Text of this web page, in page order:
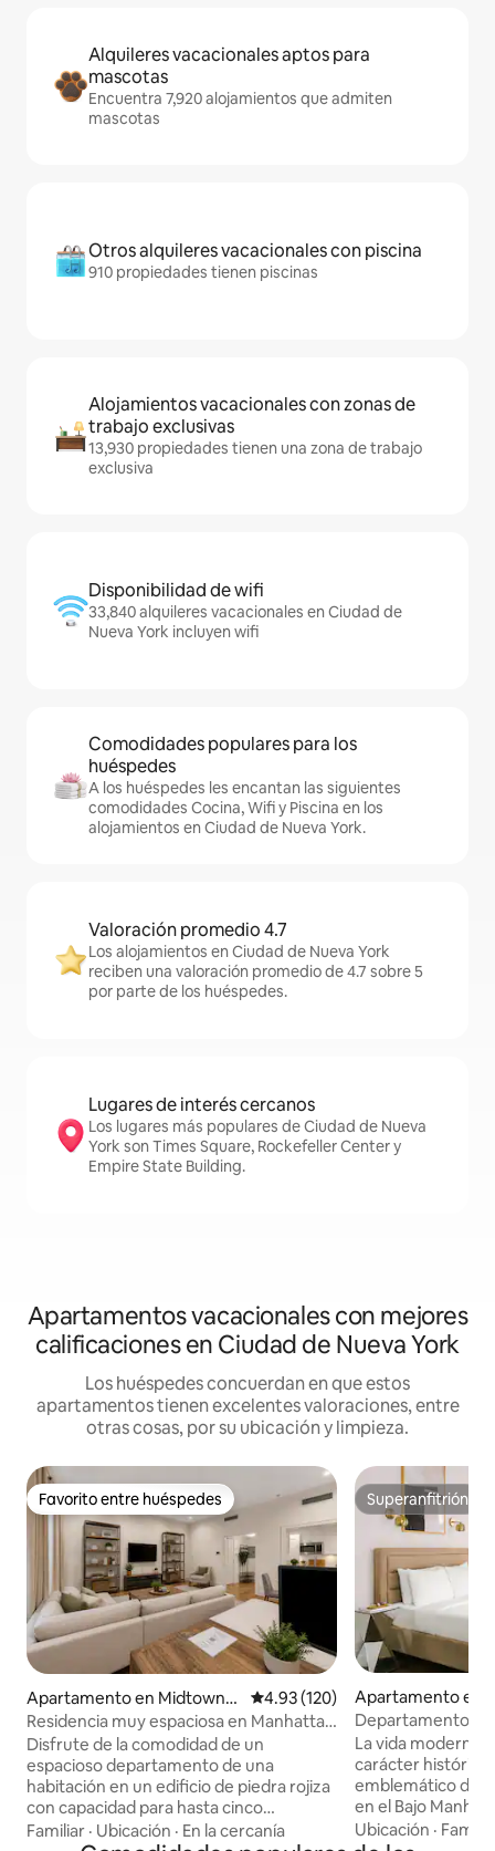
Alquileres vacacionales aptos para
mascotas
Encuentra 7,920 alojamientos que admiten
mascotas
Otros alquileres vacacionales con piscina
910 propiedades tienen piscinas
Alojamientos vacacionales con zonas de
trabajo exclusivas
13,930 propiedades tienen una zona de trabajo
exclusiva
Disponibilidad de wifi
33,840 alquileres vacacionales en Ciudad de
Nueva York incluyen wifi
Comodidades populares para los
huéspedes
A los huéspedes les encantan las siguientes
comodidades Cocina, Wifi y Piscina en los
alojamientos en Ciudad de Nueva York.
Valoración promedio 4.7
Los alojamientos en Ciudad de Nueva York
reciben una valoración promedio de 4.7 sobre 5
por parte de los huéspedes.
Lugares de interés cercanos
Los lugares más populares de Ciudad de Nueva
York son Times Square, Rockefeller Center y
Empire State Building.
Apartamentos vacacionales con mejores
calificaciones en Ciudad de Nueva York
Los huéspedes concuerdan en que estos
apartamentos tienen excelentes valoraciones, entre
otras cosas, por su ubicación y limpieza.
Favorito entre huéspedes
Favorito entre huéspedes
Apartamento en Midtown
(Manhattan)
Calificación promedio: 4.93 de
4.93 (120)
Residencia muy espaciosa en Manhattan
– Zona privilegiada
Disfrute de la comodidad de un
espacioso departamento de una
habitación en un edificio de piedra rojiza
con capacidad para hasta cinco
huéspedes. Ubicado cerca de Central
Familiar · Ubicación · En la cercanía
Superanfitrión
Superanfitrión
Apartamento en
anciero
Departamento
tamaño queen -
La vida moderna
carácter histórico
emblemático de
en el Bajo
cuidadosamente
Ubicación ·